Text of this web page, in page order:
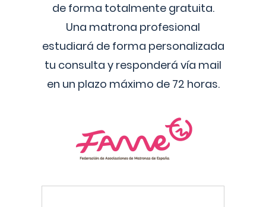
de forma totalmente gratuita.
Una matrona profesional
estudiará de forma personalizada
tu consulta y responderá vía mail
en un plazo máximo de 72 horas.